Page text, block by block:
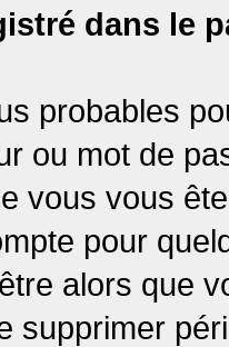
dans le
probables
ou mot de
vous vous
pour
alors que
supprimer